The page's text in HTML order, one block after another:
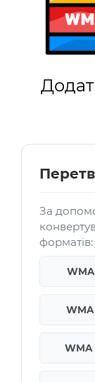
За
форматів:
WMA